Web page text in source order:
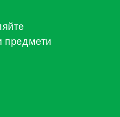
предмети